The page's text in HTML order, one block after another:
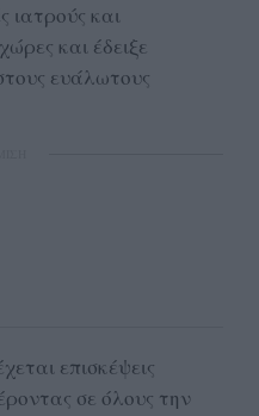
ιατρούς και
και έδειξε
ευάλωτους
επισκέψεις
σε όλους την